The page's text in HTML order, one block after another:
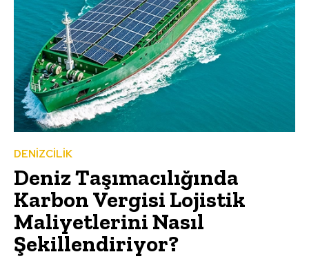
DENİZCİLİK
Deniz Taşımacılığında
Karbon Vergisi Lojistik
Maliyetlerini Nasıl
Şekillendiriyor?